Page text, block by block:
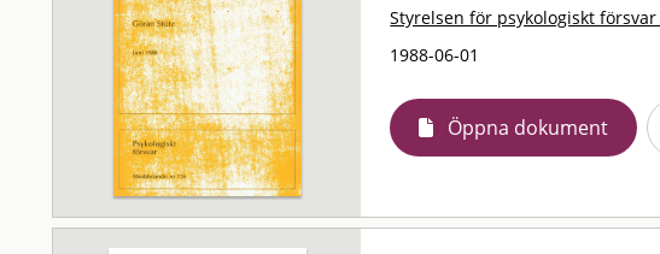
Styrelsen för psykologiskt försvar
1988-06-01
Öppna dokument